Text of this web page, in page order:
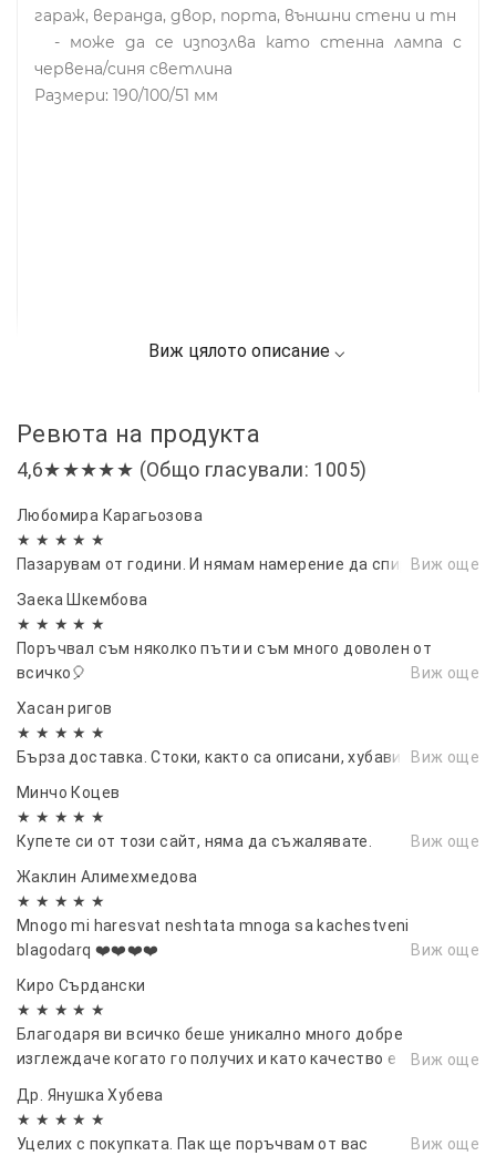
гараж, веранда, двор, порта, външни стени и тн
- може да се изпозлва като стенна лампа с
червена/синя светлина
Размери: 190/100/51 мм
Ревюта на продукта
4,6★★★★★ (Общо гласували: 1005)
Любомира Карагьозова
★ ★ ★ ★ ★
Пазарувам от години. И нямам намерение да спирам.Виж още
Заека Шкембова
★ ★ ★ ★ ★
Поръчвал съм няколко пъти и съм много доволен от
всичко🎈
Виж още
Хасан ригов
★ ★ ★ ★ ★
Бърза доставка. Стоки, както са описани, хубави цветове
Виж още
Минчо Коцев
★ ★ ★ ★ ★
Купете си от този сайт, няма да съжалявате.
Виж още
Жаклин Алимехмедова
★ ★ ★ ★ ★
Mnogo mi haresvat neshtata mnoga sa kachestveni
blagodarq ❤️❤️❤️❤️
Виж още
Киро Сърдански
★ ★ ★ ★ ★
Благодаря ви всичко беше уникално много добре
изглеждаче когато го получих и като качество е
Виж още
Др. Янушка Хубева
★ ★ ★ ★ ★
Уцелих с покупката. Пак ще поръчвам от вас
Виж още